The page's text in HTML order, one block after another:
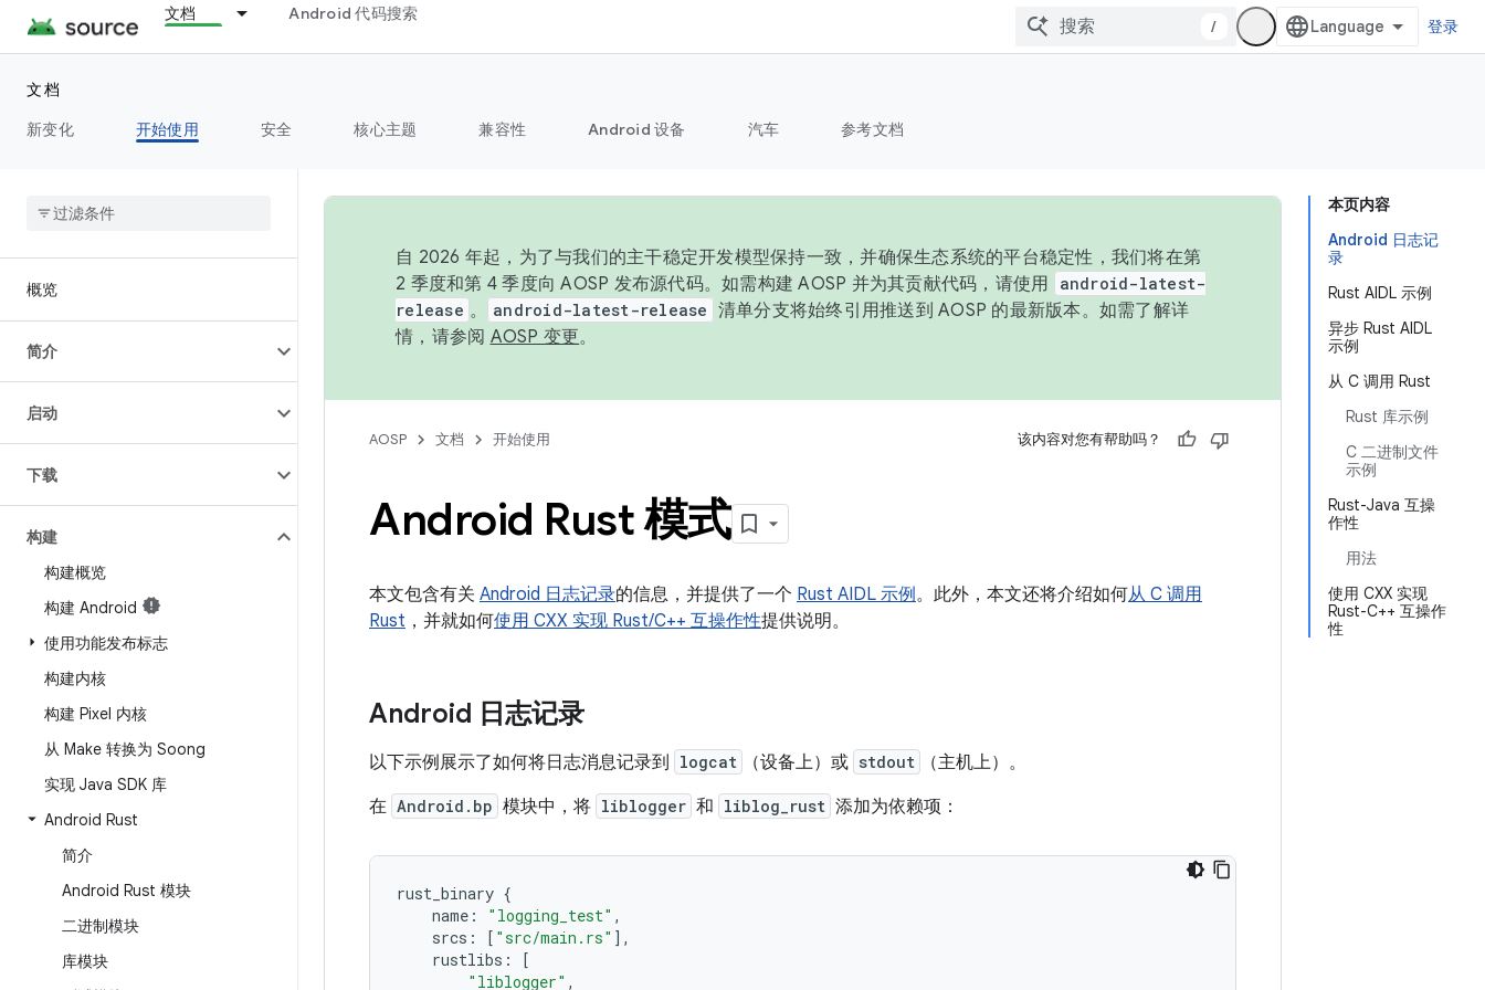
文档 Android 代码搜索
/ 登录
文档
新变化
开始使用 安全 核心主题 兼容性 Android 设备 汽车 参考文档
概览
简介
启动
下载
构建
构建概览
构建 Android
使用功能发布标志
构建内核
构建 Pixel 内核
从 Make 转换为 Soong
实现 Java SDK 库
Android Rust
简介
Android Rust 模块
二进制模块
库模块
本页内容
Android 日志记
录
Rust AIDL 示例
异步 Rust AIDL
示例
从 C 调用 Rust
Rust 库示例
C 二进制文件
示例
Rust-Java 互操
作性
用法
使用 CXX 实现
Rust-C++ 互操作
性
自 2026 年起，为了与我们的主干稳定开发模型保持一致，并确保生态系统的平台稳定性，我们将在第
2 季度和第 4 季度向 AOSP 发布源代码。如需构建 AOSP 并为其贡献代码，请使用
android-latest-
release 。 android-latest-release 清单分支将始终引用推送到 AOSP 的最新版本。如需了解详
情，请参阅 AOSP 变更。
AOSP 文档 开始使用 该内容对您有帮助吗？
Android Rust 模式
本文包含有关 Android 日志记录的信息，并提供了一个 Rust AIDL 示例。此外，本文还将介绍如何从 C 调用
Rust ，并就如何使用 CXX 实现 Rust/C++ 互操作性提供说明。
Android 日志记录
以下示例展示了如何将日志消息记录到 logcat （设备上）或 stdout
（主机上）。
在 Android.bp 模块中，将 liblogger 和 liblog_rust 添加为依赖项：
rust_binary {
name : "logging_test" ,
srcs : [ "src/main.rs" ],
rustlibs :
[
"liblogger" ,